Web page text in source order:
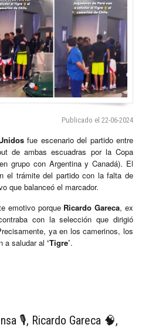
Publicado el 22-06-2024
fue escenario del partido entre
de ambas escuadras por la Copa
grupo con Argentina y Canadá). El
el trámite del partido con la falta de
que balanceó el marcador.
emotivo porque Ricardo Gareca, ex
con la selección que dirigió
ya en los camerinos, los
a saludar al ‘Tigre’.
🎙️, Ricardo Gareca 🧠,